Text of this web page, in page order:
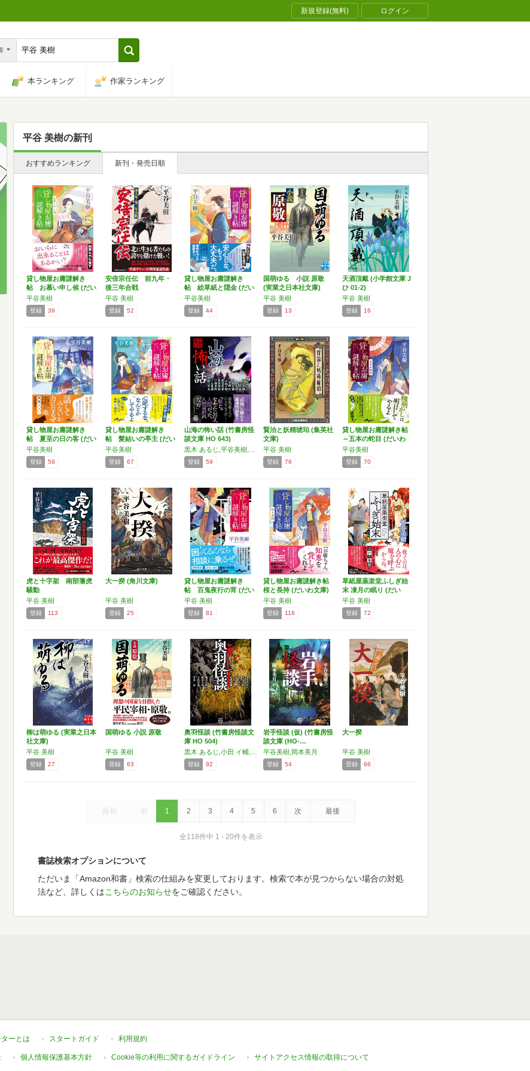
新規登録(無料) ログイン
本ランキング 作家ランキング
平谷 美樹の新刊
おすすめランキング 新刊・発売日順
貸し物屋お庸謎解き
帖 お慕い申し候 (だい
わ…
平谷美樹
登録 39
安倍宗任伝 前九年・
後三年合戦
平谷 美樹
登録 52
貸し物屋お庸謎解き
帖 絵草紙と隠金 (だい
わ…
平谷美樹
登録 44
国萌ゆる 小説 原敬
(実業之日本社文庫)
平谷 美樹
登録 13
天酒頂戴 (小学館文庫 J
ひ 01-2)
平谷 美樹
登録 16
貸し物屋お庸謎解き
帖 夏至の日の客 (だい
わ…
平谷美樹
登録 59
貸し物屋お庸謎解き
帖 髪結いの亭主 (だい
わ…
平谷美樹
登録 67
山海の怖い話 (竹書房怪
談文庫 HO 643)
登録 59
賢治と妖精琥珀 (集英社
文庫)
平谷 美樹
登録 76
貸し物屋お庸謎解き帖
～五本の蛇目 (だいわ
文…
平谷美樹
登録 70
虎と十字架 南部藩虎
騒動
平谷 美樹
登録 113
大一揆 (角川文庫)
平谷 美樹
登録 25
貸し物屋お庸謎解き
帖 百鬼夜行の宵 (だい
わ…
平谷 美樹
登録 81
貸し物屋お庸謎解き帖
桜と長持 (だいわ文庫)
平谷 美樹
登録 116
草紙屋薬楽堂ふしぎ始
末 凍月の眠り (だい
わ…
平谷 美樹
登録 72
柳は萌ゆる (実業之日本
社文庫)
平谷 美樹
登録 27
国萌ゆる 小説 原敬
平谷 美樹
登録 63
奥羽怪談 (竹書房怪談文
庫 HO 504)
登録 92
岩手怪談 (仮) (竹書房怪
談文庫 (HO-…
平谷美樹,岡本美月
登録 54
大一揆
平谷 美樹
登録 66
最初 前 1 2 3 4 5 6 次 最後
全118件中 1 - 20件を表示
書誌検索オプションについて
ただいま「Amazon和書」検索の仕組みを変更しております。検索で本が見つからない場合の対処
法など、詳しくはこちらのお知らせをご確認ください。
ーとは スタートガイド 利用規約
個人情報保護基本方針 Cookie等の利用に関するガイドライン サイトアクセス情報の取得について